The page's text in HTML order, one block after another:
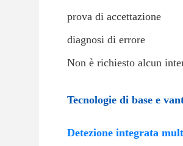
prova di accettazione
diagnosi di errore
Non è richiesto alcun
Tecnologie di base e
Detezione integrata